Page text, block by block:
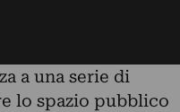
a una serie di
lo spazio pubblico